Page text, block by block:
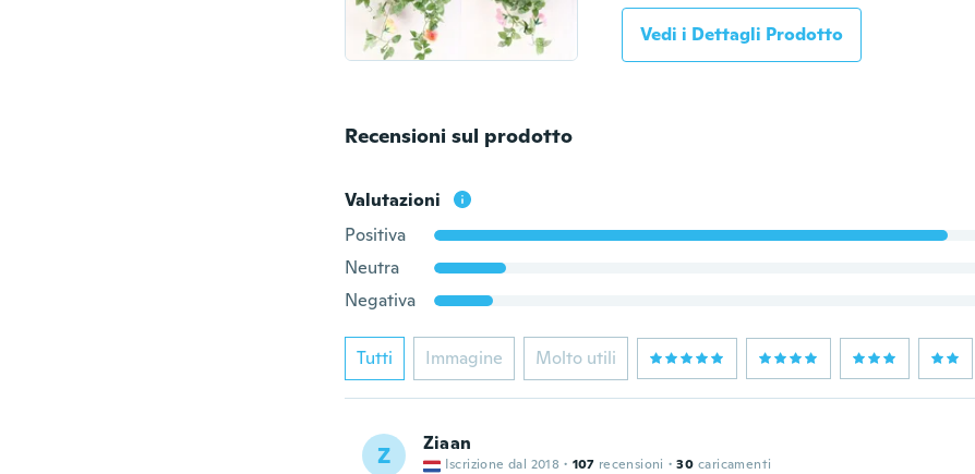
Vedi i Dettagli Prodotto
Recensioni sul prodotto
Valutazioni
Positiva
Neutra
Negativa
Tutti Immagine Molto utili
Z Ziaan
Iscrizione dal 2018 · 107 recensioni · 30 caricamenti